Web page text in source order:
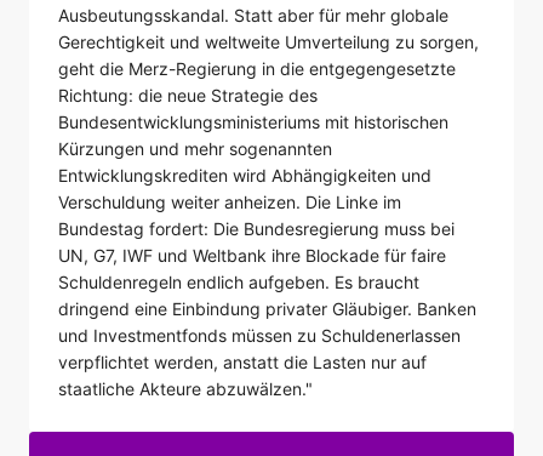
Ausbeutungsskandal. Statt aber für mehr globale
Gerechtigkeit und weltweite Umverteilung zu sorgen,
geht die Merz-Regierung in die entgegengesetzte
Richtung: die neue Strategie des
Bundesentwicklungsministeriums mit historischen
Kürzungen und mehr sogenannten
Entwicklungskrediten wird Abhängigkeiten und
Verschuldung weiter anheizen. Die Linke im
Bundestag fordert: Die Bundesregierung muss bei
UN, G7, IWF und Weltbank ihre Blockade für faire
Schuldenregeln endlich aufgeben. Es braucht
dringend eine Einbindung privater Gläubiger. Banken
und Investmentfonds müssen zu Schuldenerlassen
verpflichtet werden, anstatt die Lasten nur auf
staatliche Akteure abzuwälzen."